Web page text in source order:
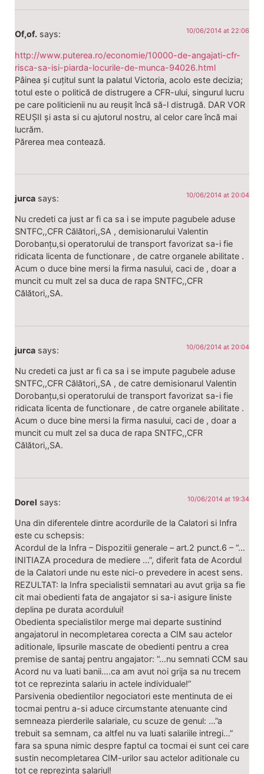
Of,of. says: 10/06/2014 at 22:06
http://www.puterea.ro/economie/10000-de-angajati-cfr-
risca-sa-isi-piarda-locurile-de-munca-94026.html
Pâinea și cuțitul sunt la palatul Victoria, acolo este decizia;
totul este o politică de distrugere a CFR-ului, singurul lucru
pe care politicienii nu au reușit încă să-l distrugă. DAR VOR
REUȘII și asta si cu ajutorul nostru, al celor care încă mai
lucrăm.
Părerea mea contează.
jurca says: 10/06/2014 at 20:04
Nu credeti ca just ar fi ca sa i se impute pagubele aduse
SNTFC,,CFR Călători,,SA , demisionarului Valentin
Dorobanțu,si operatorului de transport favorizat sa-i fie
ridicata licenta de functionare , de catre organele abilitate .
Acum o duce bine mersi la firma nasului, caci de , doar a
muncit cu mult zel sa duca de rapa SNTFC,,CFR
Călători,,SA.
jurca says: 10/06/2014 at 20:04
Nu credeti ca just ar fi ca sa i se impute pagubele aduse
SNTFC,,CFR Călători,,SA , de catre demisionarul Valentin
Dorobanțu,si operatorului de transport favorizat sa-i fie
ridicata licenta de functionare , de catre organele abilitate .
Acum o duce bine mersi la firma nasului, caci de , doar a
muncit cu mult zel sa duca de rapa SNTFC,,CFR
Călători,,SA.
Dorel says: 10/06/2014 at 19:34
Una din diferentele dintre acordurile de la Calatori si Infra
este cu schepsis:
Acordul de la Infra – Dispozitii generale – art.2 punct.6 – “…
INITIAZA procedura de mediere …”, diferit fata de Acordul
de la Calatori unde nu este nici-o prevedere in acest sens.
REZULTAT: la Infra specialistii semnatari au avut grija sa fie
cit mai obedienti fata de angajator si sa-i asigure liniste
deplina pe durata acordului!
Obedienta specialistilor merge mai departe sustinind
angajatorul in necompletarea corecta a CIM sau actelor
aditionale, lipsurile mascate de obedienti pentru a crea
premise de santaj pentru angajator: “…nu semnati CCM sau
Acord nu va luati banii….ca am avut noi grija sa nu trecem
tot ce reprezinta salariu in actele individuale!”
Parsivenia obedientilor negociatori este mentinuta de ei
tocmai pentru a-si aduce circumstante atenuante cind
semneaza pierderile salariale, cu scuze de genul: …”a
trebuit sa semnam, ca altfel nu va luati salariile intregi…”
fara sa spuna nimic despre faptul ca tocmai ei sunt cei care
sustin necompletarea CIM-urilor sau actelor aditionale cu
tot ce reprezinta salariul!